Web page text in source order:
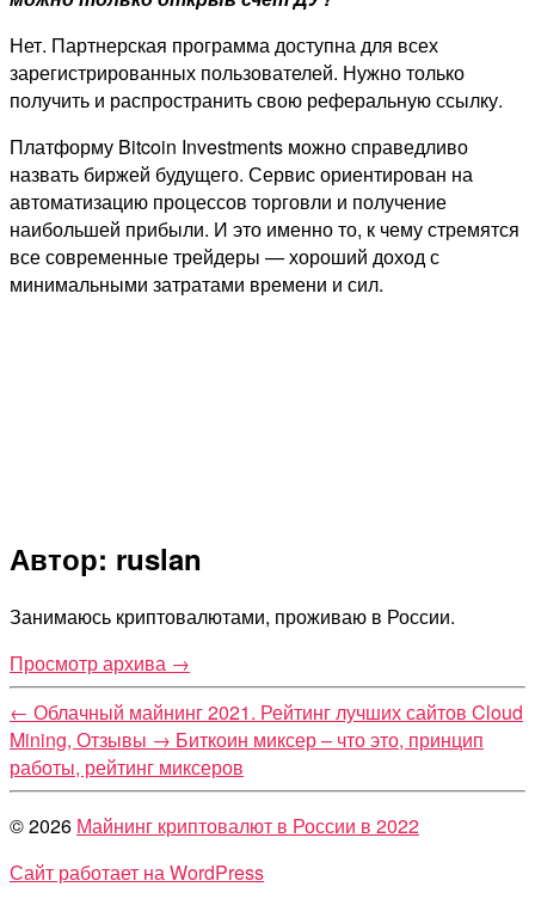
Нет. Партнерская программа доступна для всех
зарегистрированных пользователей. Нужно только
получить и распространить свою реферальную ссылку.
Платформу Bitcoin Investments можно справедливо
назвать биржей будущего. Сервис ориентирован на
автоматизацию процессов торговли и получение
наибольшей прибыли. И это именно то, к чему стремятся
все современные трейдеры — хороший доход с
минимальными затратами времени и сил.
Автор: ruslan
Занимаюсь криптовалютами, проживаю в России.
Просмотр архива →
← Облачный майнинг 2021. Рейтинг лучших сайтов Cloud
Mining, Отзывы → Биткоин миксер – что это, принцип
работы, рейтинг миксеров
© 2026 Майнинг криптовалют в России в 2022
Сайт работает на WordPress